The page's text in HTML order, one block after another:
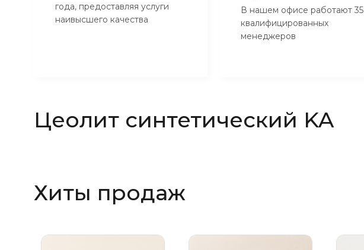
года, предоставляя услуги
наивысшего качества
В нашем офисе работают 35
квалифицированных
менеджеров
Цеолит синтетический KA
Хиты продаж